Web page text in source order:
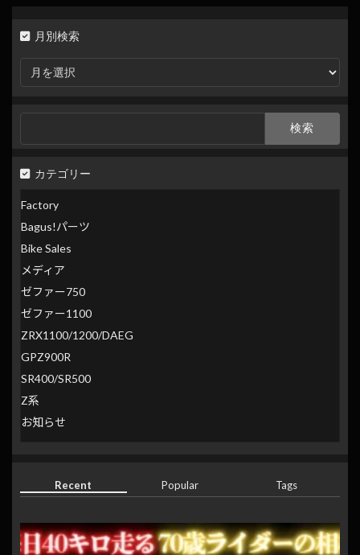
月別検索
月
検
カテゴリー
Factory
Bagus!パーツ
Bike Sales
メディア
ゼファー750
ゼファー1100
ZRX1100/1200/DAEG
GPZ900R
SR400/SR500
Z系
お知らせ
Recent Popular Tags